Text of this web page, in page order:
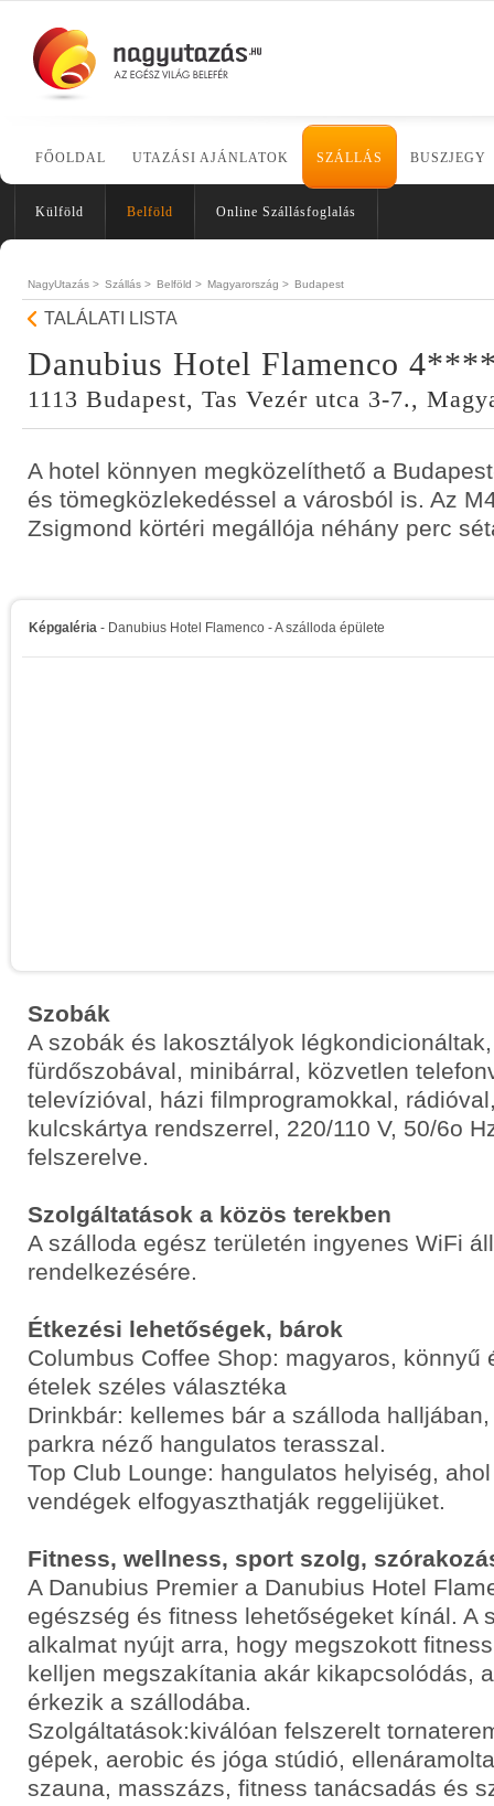
FŐOLDAL UTAZÁSI AJÁNLATOK SZÁLLÁS BUSZJEGY
Külföld Belföld Online Szállásfoglalás
NagyUtazás > Szállás > Belföld > Magyarország > Budapest
TALÁLATI LISTA
Danubius Hotel Flamenco
1113 Budapest, Tas Vezér utca 3-7.,
A hotel könnyen megközelíthető a
és tömegközlekedéssel a városból is. Az
Zsigmond körtéri megállója néhány perc
Képgaléria - Danubius Hotel Flamenco - A szálloda épülete
Szobák
A szobák és lakosztályok
fürdőszobával, minibárral, közvetlen
televízióval, házi filmprogramokkal,
kulcskártya rendszerrel, 220/110 V, 50/6o
felszerelve.
Szolgáltatások a közös terekben
A szálloda egész területén ingyenes WiFi
rendelkezésére.
Étkezési lehetőségek, bárok
Columbus Coffee Shop: magyaros, könnyű
ételek széles választéka
Drinkbár: kellemes bár a szálloda
parkra néző hangulatos terasszal.
Top Club Lounge: hangulatos helyiség,
vendégek elfogyaszthatják reggelijüket.
Fitness, wellness, sport szolg,
A Danubius Premier a Danubius Hotel
egészség és fitness lehetőségeket kínál. A
alkalmat nyújt arra, hogy megszokott
kelljen megszakítania akár kikapcsolódás,
érkezik a szállodába.
Szolgáltatások:kiválóan felszerelt
gépek, aerobic és jóga stúdió,
szauna, masszázs, fitness tanácsadás és